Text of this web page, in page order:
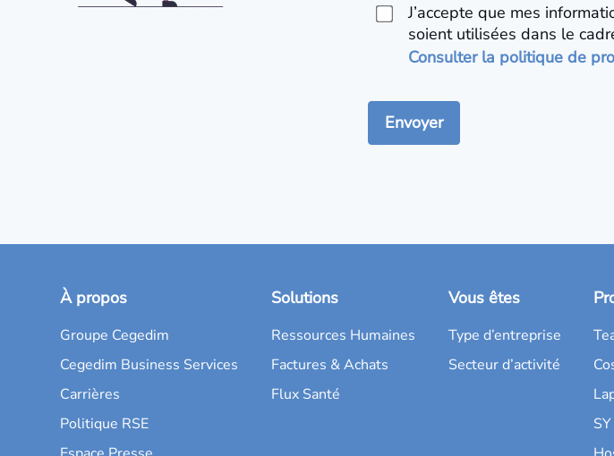
J’accepte que mes
soient utilisées dans le
Consulter la politique de
À propos
Groupe Cegedim
Cegedim Business Services
Carrières
Politique RSE
Solutions
Ressources Humaines
Factures & Achats
Flux Santé
Vous êtes
Type d’entreprise
Secteur d’activité